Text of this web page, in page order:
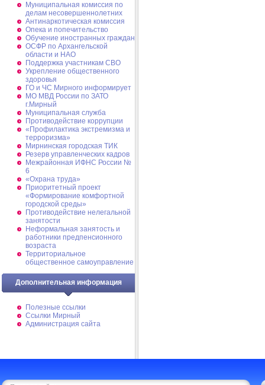
Муниципальная комиссия по
делам несовершеннолетних
Антинаркотическая комиссия
Опека и попечительство
Обучение иностранных граждан
ОСФР по Архангельской
области и НАО
Поддержка участникам СВО
Укрепление общественного
здоровья
ГО и ЧС Мирного информирует
МО МВД России по ЗАТО
г.Мирный
Муниципальная cлужба
Противодействие коррупции
«Профилактика экстремизма и
терроризма»
Мирнинская городская ТИК
Резерв управленческих кадров
Межрайонная ИФНС России №
6
«Охрана труда»
Приоритетный проект
«Формирование комфортной
городской среды»
Противодействие нелегальной
занятости
Неформальная занятость и
работники предпенсионного
возраста
Территориальное
общественное самоуправление
Дополнительная информация
Полезные ссылки
Ссылки Мирный
Администрация сайта